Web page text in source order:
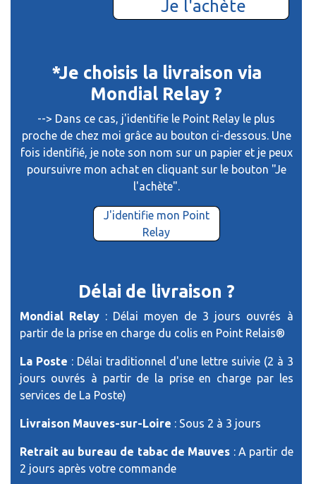
Je l'achète
*Je choisis la livraison via
Mondial Relay ?
--> Dans ce cas, j'identifie le Point Relay le plus
proche de chez moi grâce au bouton ci-dessous. Une
fois identifié, je note son nom sur un papier et je peux
poursuivre mon achat en cliquant sur le bouton "Je
l'achète".
J'identifie mon Point
Relay
Délai de livraison ?
Mondial Relay: Délai moyen de 3 jours ouvrés à
partir de la prise en charge du colis en Point Relais®
La Poste : Délai traditionnel d'une lettre suivie (2 à 3
jours ouvrés à partir de la prise en charge par les
services de La Poste)
Livraison Mauves-sur-Loire : Sous 2 à 3 jours
Retrait au bureau de tabac de Mauves : A partir de
2 jours après votre commande